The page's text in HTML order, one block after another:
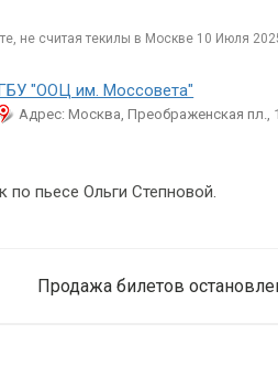
не считая текилы в Москве 10 Июля
"ООЦ им. Моссовета"
Адрес: Москва, Преображенская пл.,
по пьесе Ольги Степновой.
Продажа билетов